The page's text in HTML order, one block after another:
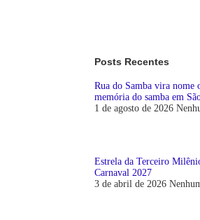
Posts Recentes
Rua do Samba vira nome
memória do samba em
1 de agosto de 2026
Estrela da Terceiro
Carnaval 2027
3 de abril de 2026